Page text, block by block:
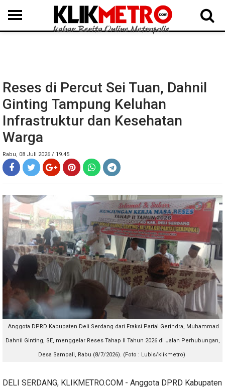
MEDAN LANGKAT DAIRI SAMOSIR TAPUT BATUBARA DELISERDANG
Reses di Percut Sei Tuan, Dahnil
Ginting Tampung Keluhan
Infrastruktur dan Kesehatan
Warga
Rabu, 08 Juli 2026 / 19.45
Anggota DPRD Kabupaten Deli Serdang dari Fraksi Partai Gerindra, Muhammad
Dahnil Ginting, SE, menggelar Reses Tahap II Tahun 2026 di Jalan Perhubungan,
Desa Sampali, Rabu (8/7/2026). (Foto : Lubis/klikmetro)
DELI SERDANG, KLIKMETRO.COM - Anggota DPRD Kabupaten